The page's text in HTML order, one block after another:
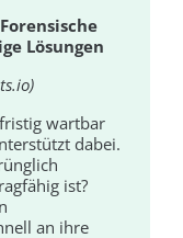
Lösungen
wartbar
dabei.
ist?
an ihre